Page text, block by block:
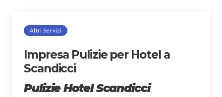
Altri Servizi
Impresa Pulizie per Hotel a
Scandicci
Pulizie Hotel Scandicci